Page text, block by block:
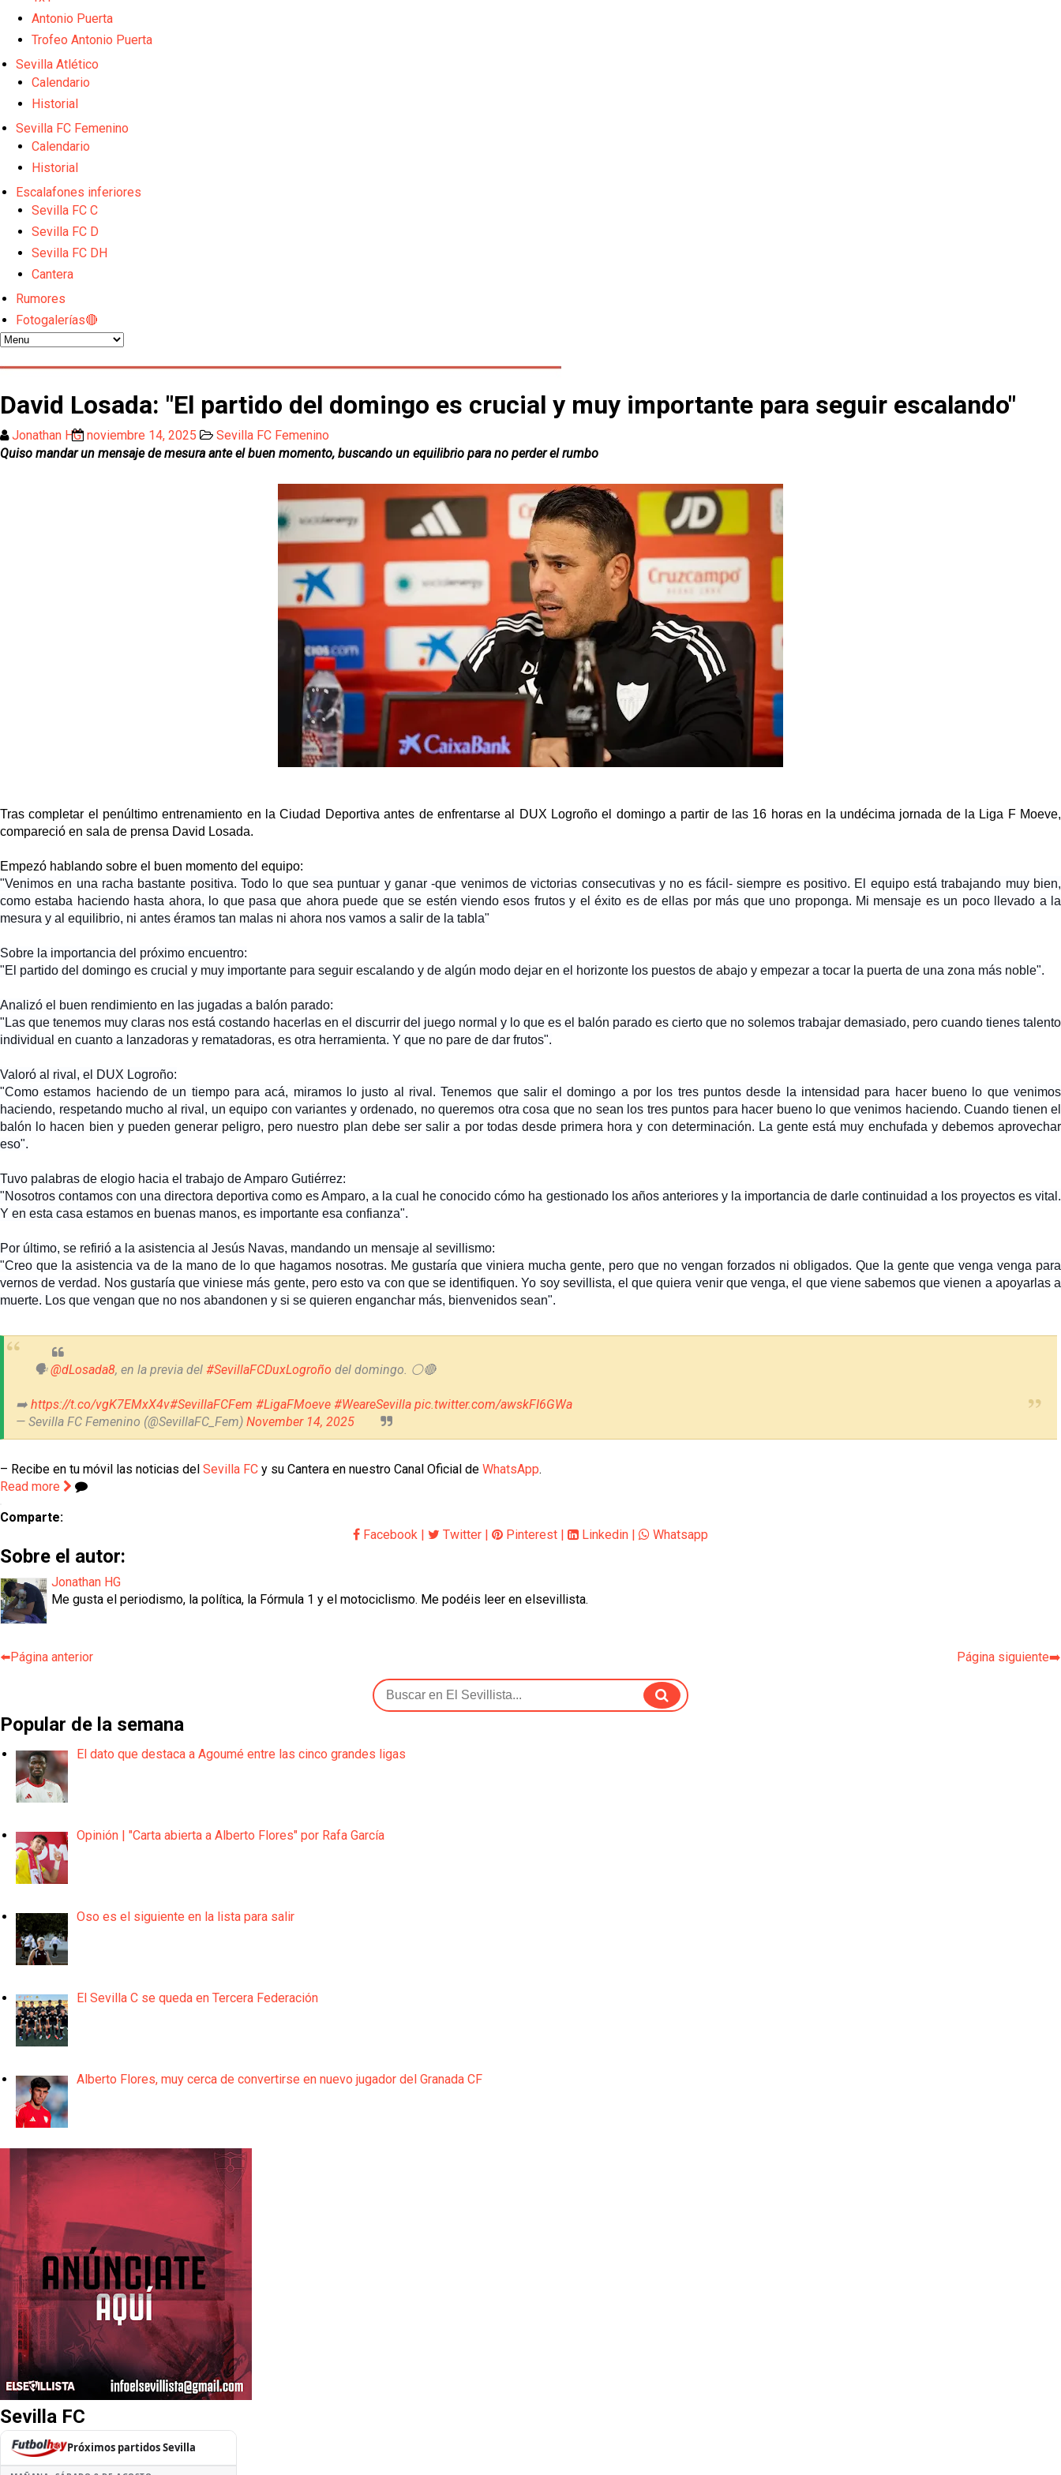
El Sevilla FC oficializa la cesión de Rafa Mir al Aris de Salónica
Juanlu se marcha traspasado al Bournemouth
El Sevilla pone sus ojos en Ellyes Skhiri
Antonio Puerta
Trofeo Antonio Puerta
Sevilla Atlético
Calendario
Historial
Sevilla FC Femenino
Calendario
Historial
Escalafones inferiores
Sevilla FC C
Sevilla FC D
Sevilla FC DH
Cantera
Rumores
Fotogalerías🔴
David Losada: "El partido del domingo es crucial y muy importante para seguir escalando"
Jonathan HG noviembre 14, 2025
Sevilla FC Femenino
Quiso mandar un mensaje de mesura ante el buen momento, buscando un equilibrio para no perder el rumbo
Tras completar el penúltimo entrenamiento en la Ciudad Deportiva antes de enfrentarse al DUX Logroño el domingo a partir de las 16 horas en la undécima jornada de la Liga F Moeve,
compareció en sala de prensa David Losada.
Empezó hablando sobre el buen momento del equipo:
"Venimos en una racha bastante positiva. Todo lo que sea puntuar y ganar -que venimos de victorias consecutivas y no es fácil- siempre es positivo. El equipo está trabajando muy bien,
como estaba haciendo hasta ahora, lo que pasa que ahora puede que se estén viendo esos frutos y el éxito es de ellas por más que uno proponga. Mi mensaje es un poco llevado a la
mesura y al equilibrio, ni antes éramos tan malas ni ahora nos vamos a salir de la tabla"
Sobre la importancia del próximo encuentro:
"El partido del domingo es crucial y muy importante para seguir escalando y de algún modo dejar en el horizonte los puestos de abajo y empezar a tocar la puerta de una zona más noble".
Analizó el buen rendimiento en las jugadas a balón parado:
"Las que tenemos muy claras nos está costando hacerlas en el discurrir del juego normal y lo que es el balón parado es cierto que no solemos trabajar demasiado, pero cuando tienes talento
individual en cuanto a lanzadoras y rematadoras, es otra herramienta. Y que no pare de dar frutos".
Valoró al rival, el DUX Logroño:
"Como estamos haciendo de un tiempo para acá, miramos lo justo al rival. Tenemos que salir el domingo a por los tres puntos desde la intensidad para hacer bueno lo que venimos
haciendo, respetando mucho al rival, un equipo con variantes y ordenado, no queremos otra cosa que no sean los tres puntos para hacer bueno lo que venimos haciendo. Cuando tienen el
balón lo hacen bien y pueden generar peligro, pero nuestro plan debe ser salir a por todas desde primera hora y con determinación. La gente está muy enchufada y debemos aprovechar
eso".
Tuvo palabras de elogio hacia el trabajo de Amparo Gutiérrez:
"Nosotros contamos con una directora deportiva como es Amparo, a la cual he conocido cómo ha gestionado los años anteriores y la importancia de darle continuidad a los proyectos es vital.
Y en esta casa estamos en buenas manos, es importante esa confianza".
Por último, se refirió a la asistencia al Jesús Navas, mandando un mensaje al sevillismo:
"Creo que la asistencia va de la mano de lo que hagamos nosotras. Me gustaría que viniera mucha gente, pero que no vengan forzados ni obligados. Que la gente que venga venga para
vernos de verdad. Nos gustaría que viniese más gente, pero esto va con que se identifiquen.Yo soy sevillista, el que quiera venir que venga, el que viene sabemos que vienen a apoyarlas a
muerte. Los que vengan que no nos abandonen y si se quieren enganchar más, bienvenidos sean".
🗣️@dLosada8, en la previa del #SevillaFCDuxLogroño del domingo. ⚪️🔴
➡️ https://t.co/vgK7EMxX4v#SevillaFCFem #LigaFMoeve #WeareSevilla pic.twitter.com/awskFI6GWa
— Sevilla FC Femenino (@SevillaFC_Fem) November 14, 2025
– Recibe en tu móvil las noticias del Sevilla FC y su Cantera en nuestro Canal Oficial de WhatsApp.
Read more
Comparte:
Facebook | Twitter | Pinterest | Linkedin | Whatsapp
Sobre el autor:
Jonathan HG
Me gusta el periodismo, la política, la Fórmula 1 y el motociclismo. Me podéis leer en elsevillista.
⬅️Página anterior Página siguiente➡️
Popular de la semana
El dato que destaca a Agoumé entre las cinco grandes ligas
Opinión | "Carta abierta a Alberto Flores" por Rafa García
Oso es el siguiente en la lista para salir
El Sevilla C se queda en Tercera Federación
Alberto Flores, muy cerca de convertirse en nuevo jugador del Granada CF
Sevilla FC